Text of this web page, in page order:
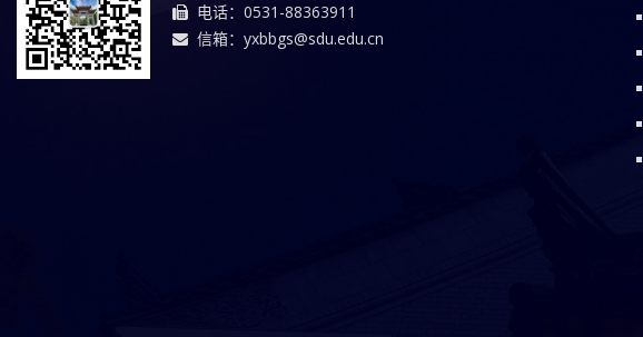
电话：0531-88363911
信箱：yxbbgs@sdu.edu.cn